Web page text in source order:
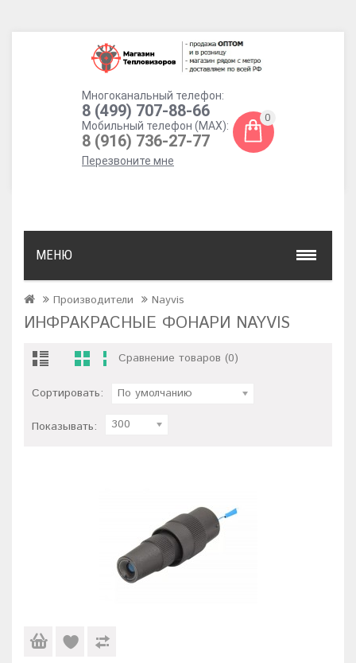
Многоканальный телефон:
8 (499) 707-88-66
Мобильный телефон (MAX):
8 (916) 736-27-77
Перезвоните мне
0
МЕНЮ
Производители Nayvis
ИНФРАКРАСНЫЕ ФОНАРИ NAYVIS
Сравнение товаров (0)
Сортировать: По умолчанию
Показывать: 300